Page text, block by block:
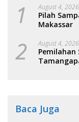
1 August 4, 2026
Pilah
Makassar
2 August 4, 2026
Pemilahan
Baca Juga